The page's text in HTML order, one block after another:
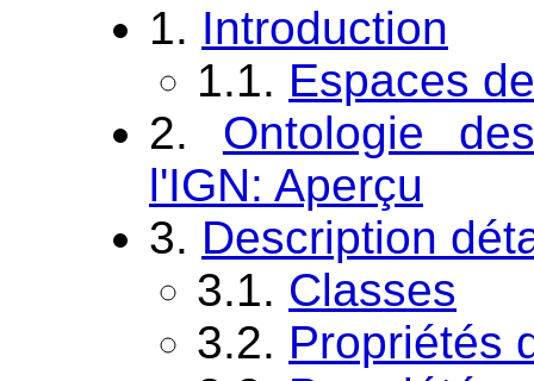
1. Introduction
1.1. Espaces
2. Ontologie
l'IGN: Aperçu
3. Description
3.1. Classes
3.2. Propriétés